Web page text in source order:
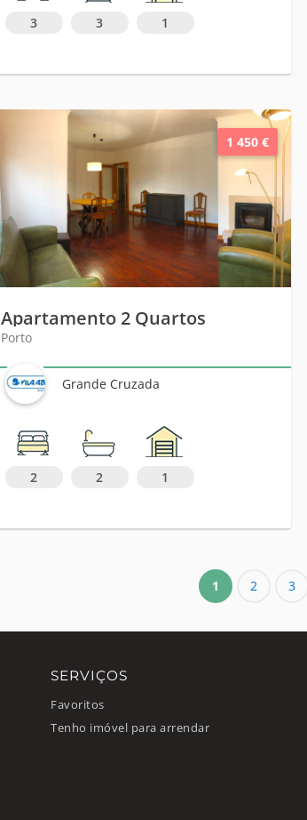
3 3 1
1 450 €
Apartamento 2 Quartos
Porto
Grande Cruzada
2 2 1
1 2 3
SERVIÇOS
Favoritos
Tenho imóvel para arrendar